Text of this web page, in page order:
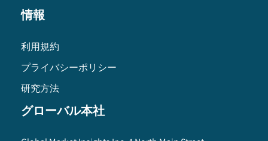
情報
利用規約
プライバシーポリシー
研究方法
グローバル本社